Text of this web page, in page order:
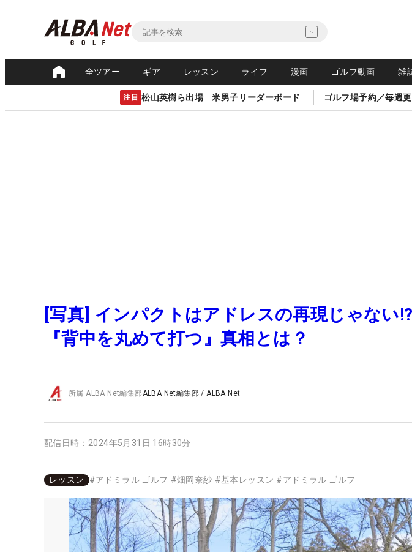
全ツアー ギア レッスン ライフ 漫画 ゴルフ動画 雑
注目 松山英樹ら出場 米男子リーダーボード ゴルフ場予約／毎週
[写真] インパクトはアドレスの再現じゃな
『背中を丸めて打つ』真相とは？
所属ALBA Net編集部ALBA Net編集部 /ALBA Net
配信日時： 2024年5月31日 16時30分
レッスン #アドミラル ゴルフ #畑岡奈紗 #基本レッスン #アドミラル ゴルフ